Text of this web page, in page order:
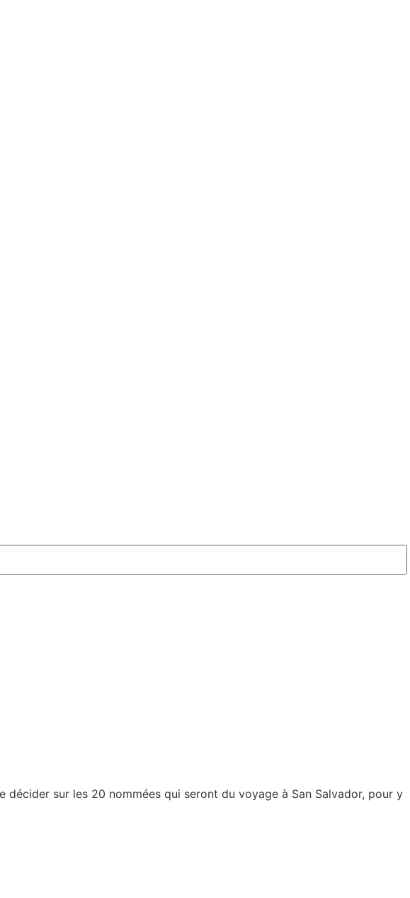
sur les 20 nommées qui seront du voyage à San Salvador, pour y